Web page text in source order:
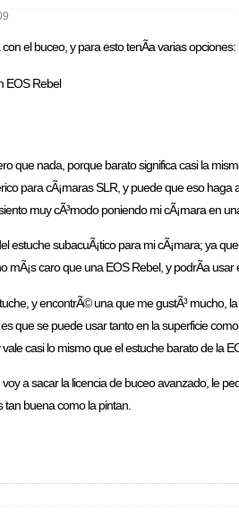
el buceo, y para esto tenÃ­a varias opciones:
EOS Rebel
que nada, porque barato significa casi la
para cÃ¡maras SLR, y puede que eso haga
muy cÃ³modo poniendo mi cÃ¡mara en
subacuÃ¡tico para mi cÃ¡mara; ya
caro que una EOS Rebel, y podrÃ­a
y encontrÃ© una que me gustÃ³ mucho, la
que se puede usar tanto en la superficie
casi lo mismo que el estuche barato de la
a sacar la licencia de buceo avanzado, le
buena como la pintan.